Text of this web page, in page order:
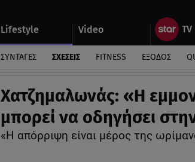
Lifestyle Video
ΣΥΝΤΑΓΕΣ ΣΧΕΣΕΙΣ FITNESS ΕΞΟΔΟΣ
Χατζημαλωνάς: «Η
μπορεί να οδηγήσει
«Η απόρριψη είναι μέρος της